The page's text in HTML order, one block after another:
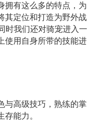
有这么多的特点，为
其定位和打造为野外战
时我们还对骑宠进入一
使用自身所带的技能进
高级技巧，熟练的掌
能力。